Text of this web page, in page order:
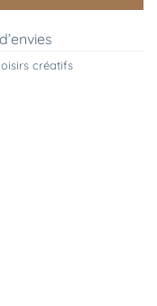
loisirs créatifs